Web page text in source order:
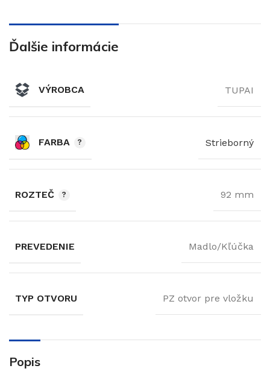
Ďalšie informácie
VÝROBCA TUPAI
FARBA Strieborný
ROZTEČ 92 mm
PREVEDENIE Madlo/Kľúčka
TYP OTVORU PZ otvor pre vložku
Popis